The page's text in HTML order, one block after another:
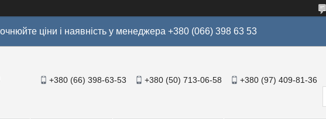
ціни і наявність у менеджера +380 (066) 398 63 53
+380 (66) 398-63-53 +380 (50) 713-06-58 +380 (97) 409-81-36